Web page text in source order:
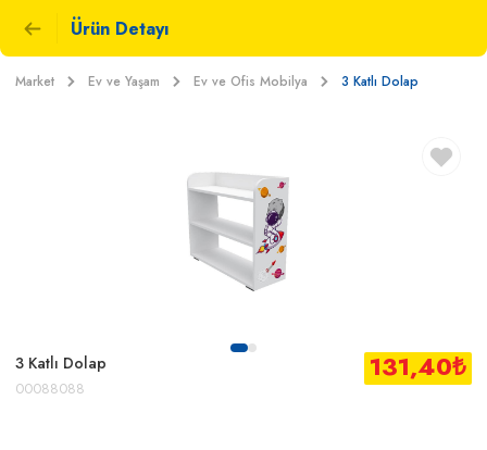
Ürün Detayı
Market Ev ve Yaşam Ev ve Ofis Mobilya 3 Katlı Dolap
3 Katlı Dolap
00088088
131,40₺